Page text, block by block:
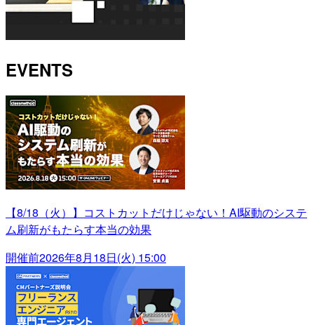
EVENTS
【8/18（火）】コストカットだけじゃない！AI駆動のシステ
ム刷新がもたらす本当の効果
開催前2026年8月18日(火) 15:00